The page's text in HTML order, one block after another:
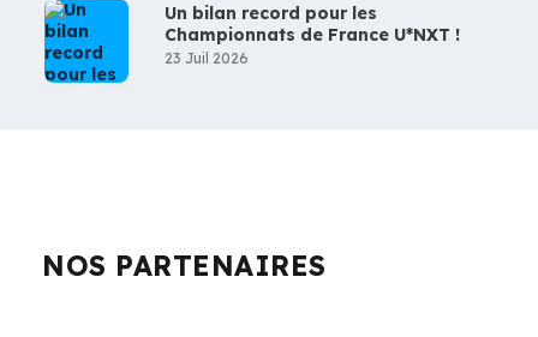
Un bilan record pour les
Championnats de France U*NXT !
23 Juil 2026
NOS PARTENAIRES